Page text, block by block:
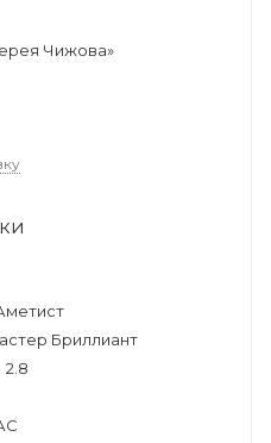
Чижова»
2.8
Бриллиант